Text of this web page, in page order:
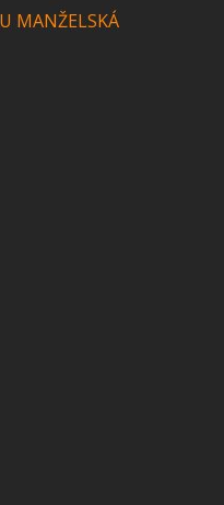
MANŽELSKÁ